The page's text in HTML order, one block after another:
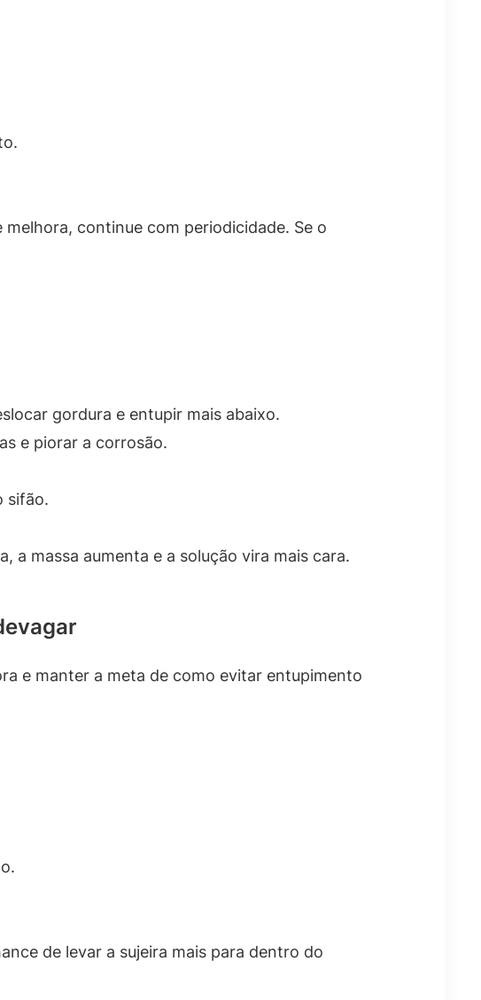
continue com periodicidade. Se o
gordura e entupir mais abaixo.
e piorar a corrosão.
sifão.
a massa aumenta e a solução vira mais cara.
e manter a meta de como evitar entupimento
de levar a sujeira mais para dentro do